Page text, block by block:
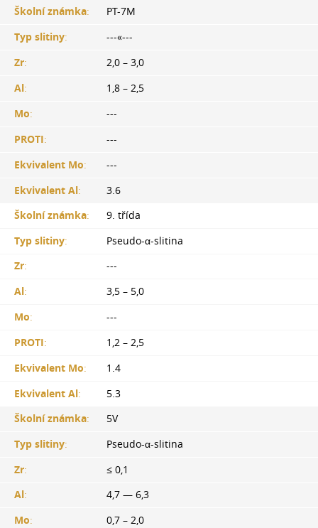
Školní známka:
PT-7M
Typ slitiny:
---«---
Zr:
2,0 – 3,0
Al:
1,8 – 2,5
Mo:
---
PROTI:
---
Ekvivalent Mo:
---
Ekvivalent Al:
3.6
Školní známka:
9. třída
Typ slitiny:
Pseudo-α-slitina
Zr:
---
Al:
3,5 – 5,0
Mo:
---
PROTI:
1,2 – 2,5
Ekvivalent Mo:
1.4
Ekvivalent Al:
5.3
Školní známka:
5V
Typ slitiny:
Pseudo-α-slitina
Zr:
≤ 0,1
Al :
4,7 — 6,3
Mo:
0,7 – 2,0